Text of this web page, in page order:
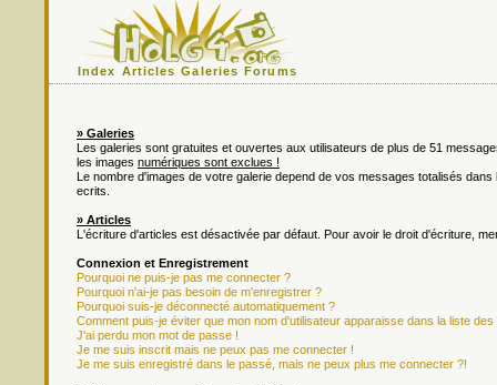
Index Articles Galeries Forums
» Galeries
Les galeries sont gratuites et ouvertes aux utilisateurs de plus de 51
les images numériques sont exclues !
Le nombre d'images de votre galerie depend de vos messages totalisés
ecrits.
» Articles
L'écriture d'articles est désactivée par défaut. Pour avoir le droit d'écriture,
Connexion et Enregistrement
Pourquoi ne puis-je pas me connecter ?
Pourquoi n'ai-je pas besoin de m'enregistrer ?
Pourquoi suis-je déconnecté automatiquement ?
Comment puis-je éviter que mon nom d'utilisateur apparaisse dans la liste
J'ai perdu mon mot de passe !
Je me suis inscrit mais ne peux pas me connecter !
Je me suis enregistré dans le passé, mais ne peux plus me connecter ?!